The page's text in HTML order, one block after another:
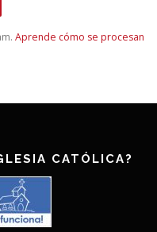
Aprende cómo se procesan
CATÓLICA?